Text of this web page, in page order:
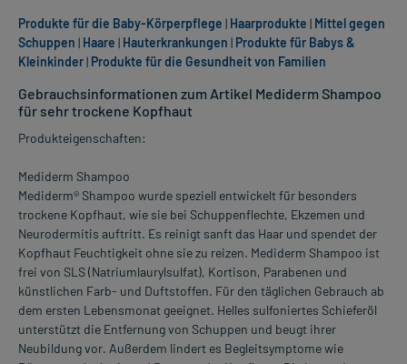
Gebrauchsinformationen zum Artikel Mediderm Shampoo
für sehr trockene Kopfhaut
Produkteigenschaften:
Mediderm Shampoo
Mediderm® Shampoo wurde speziell entwickelt für besonders
trockene Kopfhaut, wie sie bei Schuppenflechte, Ekzemen und
Neurodermitis auftritt. Es reinigt sanft das Haar und spendet der
Kopfhaut Feuchtigkeit ohne sie zu reizen. Mediderm Shampoo ist
frei von SLS (Natriumlaurylsulfat), Kortison, Parabenen und
künstlichen Farb- und Duftstoffen. Für den täglichen Gebrauch ab
dem ersten Lebensmonat geeignet. Helles sulfoniertes Schieferöl
unterstützt die Entfernung von Schuppen und beugt ihrer
Neubildung vor. Außerdem lindert es Begleitsymptome wie
Produkte für die Baby-Körperpflege | Haarprodukte | Mittel gegen
Schuppen | Haare | Hauterkrankungen | Produkte für Babys &
Kleinkinder| Produkte für die Gesundheit von Familien